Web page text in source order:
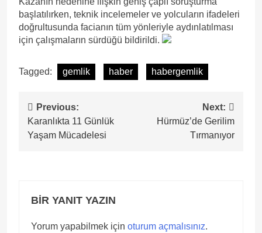
başlatılırken, teknik incelemeler ve yolcuların ifadeleri
doğrultusunda facianın tüm yönleriyle aydınlatılması
için çalışmaların sürdüğü bildirildi.
Tagged: gemlik haber habergemlik
Yazı
gezinmesi
Previous:
Karanlıkta 11 Günlük
Yaşam Mücadelesi
Next:
Hürmüz’de Gerilim
Tırmanıyor
BIR YANIT YAZIN
Yorum yapabilmek için oturum açmalısınız.